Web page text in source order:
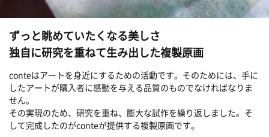
ずっと眺めていたくなる美しさ
独自に研究を重ねて生み出した複製原画
conteはアートを身近にするための活動です。そのためには、手に
したアートが購入者に感動を与える品質のものでなければなりま
せん。
その実現のため、研究を重ね、膨大な試作を繰り返しました。そ
して完成したのがconteが提供する複製原画です。